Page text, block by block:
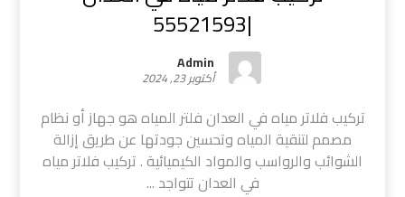
|55521593
Admin
أكتوبر 23, 2024
تركيب فلاتر مياه في العدان فلتر المياه هو جهاز أو نظام
مصمم لتنقية المياه وتحسين جودتها عن طريق إزالة
الشوائب والرواسب والمواد الكيميائية . تركيب فلاتر مياه
في العدان تتواجد ...